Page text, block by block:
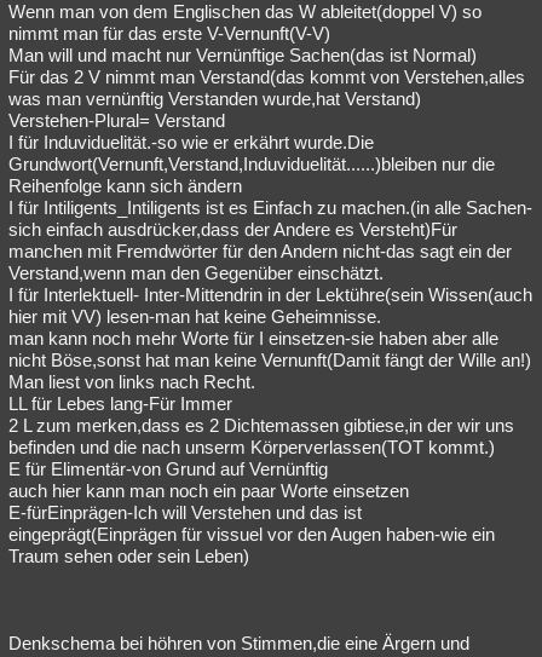
Wenn man von dem Englischen das W ableitet(doppel V) so
nimmt man für das erste V-Vernunft(V-V)
Man will und macht nur Vernünftige Sachen(das ist Normal)
Für das 2 V nimmt man Verstand(das kommt von Verstehen,alles
was man vernünftig Verstanden wurde,hat Verstand)
Verstehen-Plural= Verstand
I für Induviduelität.-so wie er erkährt wurde.Die
Grundwort(Vernunft,Verstand,Induviduelität......)bleiben nur die
Reihenfolge kann sich ändern
I für Intiligents_Intiligents ist es Einfach zu machen.(in alle Sachen-
sich einfach ausdrücker,dass der Andere es Versteht)Für
manchen mit Fremdwörter für den Andern nicht-das sagt ein der
Verstand,wenn man den Gegenüber einschätzt.
I für Interlektuell- Inter-Mittendrin in der Lektühre(sein Wissen(auch
hier mit VV) lesen-man hat keine Geheimnisse.
man kann noch mehr Worte für I einsetzen-sie haben aber alle
nicht Böse,sonst hat man keine Vernunft(Damit fängt der Wille an!)
Man liest von links nach Recht.
LL für Lebes lang-Für Immer
2 L zum merken,dass es 2 Dichtemassen gibtiese,in der wir uns
befinden und die nach unserm Körperverlassen(TOT kommt.)
E für Elimentär-von Grund auf Vernünftig
auch hier kann man noch ein paar Worte einsetzen
E-fürEinprägen-Ich will Verstehen und das ist
eingeprägt(Einprägen für vissuel vor den Augen haben-wie ein
Traum sehen oder sein Leben)
Denkschema bei höhren von Stimmen,die eine Ärgern und